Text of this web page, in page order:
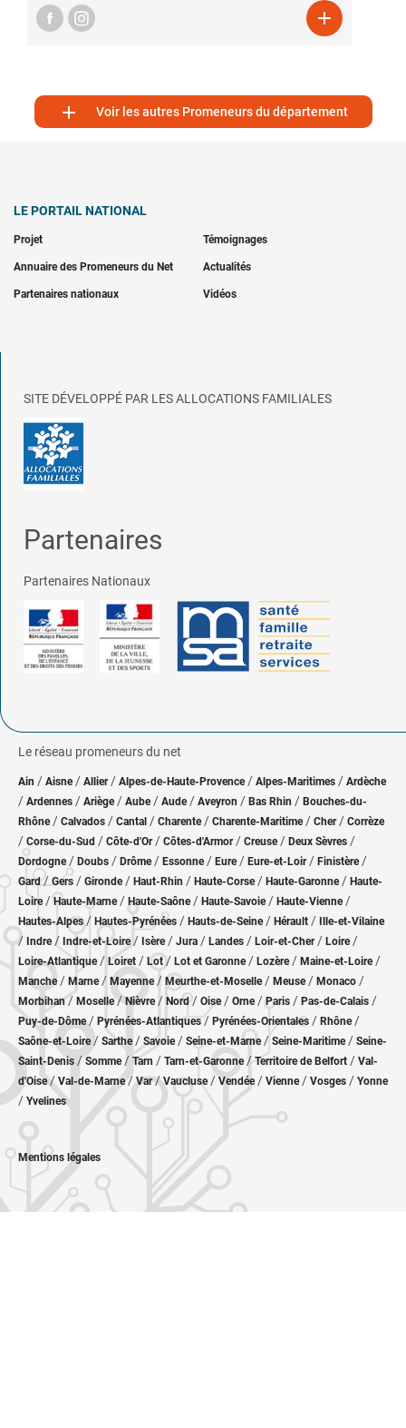

 Voir les autres Promeneurs du département
LE PORTAIL NATIONAL
Projet Témoignages
Annuaire des Promeneurs du Net Actualités
Partenaires nationaux Vidéos
SITE DÉVELOPPÉ PAR LES ALLOCATIONS FAMILIALES
Partenaires
Partenaires Nationaux
Le réseau promeneurs du net
Ain / Aisne/ Allier/ Alpes-de-Haute-Provence / Alpes-Maritimes / Ardèche
/ Ardennes / Ariège/ Aube/ Aude / Aveyron / Bas Rhin / Bouches-du-
Rhône/ Calvados / Cantal / Charente / Charente-Maritime/ Cher / Corrèze
/ Corse-du-Sud / Côte-d'Or / Côtes-d'Armor/ Creuse/ Deux Sèvres /
Dordogne/ Doubs / Drôme/ Essonne / Eure/ Eure-et-Loir / Finistère/
Gard/Gers / Gironde/ Haut-Rhin / Haute-Corse/ Haute-Garonne/ Haute-
Loire/Haute-Marne/ Haute-Saône/ Haute-Savoie/ Haute-Vienne/
Hautes-Alpes/ Hautes-Pyrénées / Hauts-de-Seine/ Hérault / Ille-et-Vilaine
/ Indre/ Indre-et-Loire/ Isère/ Jura / Landes / Loir-et-Cher/ Loire/
Loire-Atlantique/ Loiret / Lot/ Lot et Garonne/ Lozère / Maine-et-Loire/
Manche/ Marne/ Mayenne/ Meurthe-et-Moselle/ Meuse/ Monaco /
Morbihan/ Moselle/ Nièvre / Nord/ Oise / Orne/Paris / Pas-de-Calais /
Puy-de-Dôme/ Pyrénées-Atlantiques / Pyrénées-Orientales / Rhône/
Saône-et-Loire/ Sarthe/ Savoie/ Seine-et-Marne/ Seine-Maritime/ Seine-
Saint-Denis /Somme/ Tarn / Tarn-et-Garonne/Territoire de Belfort / Val-
d'Oise/ Val-de-Marne/Var/Vaucluse/ Vendée/ Vienne/ Vosges / Yonne
/ Yvelines
Mentions légales